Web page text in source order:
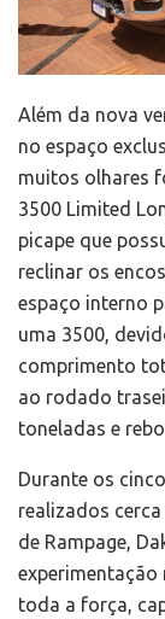
Além da nova
no espaço
muitos olhares
3500 Limited
picape que
reclinar os
espaço interno
uma 3500,
comprimento
ao rodado
toneladas e
Durante os
realizados
de Rampage,
toda a força,